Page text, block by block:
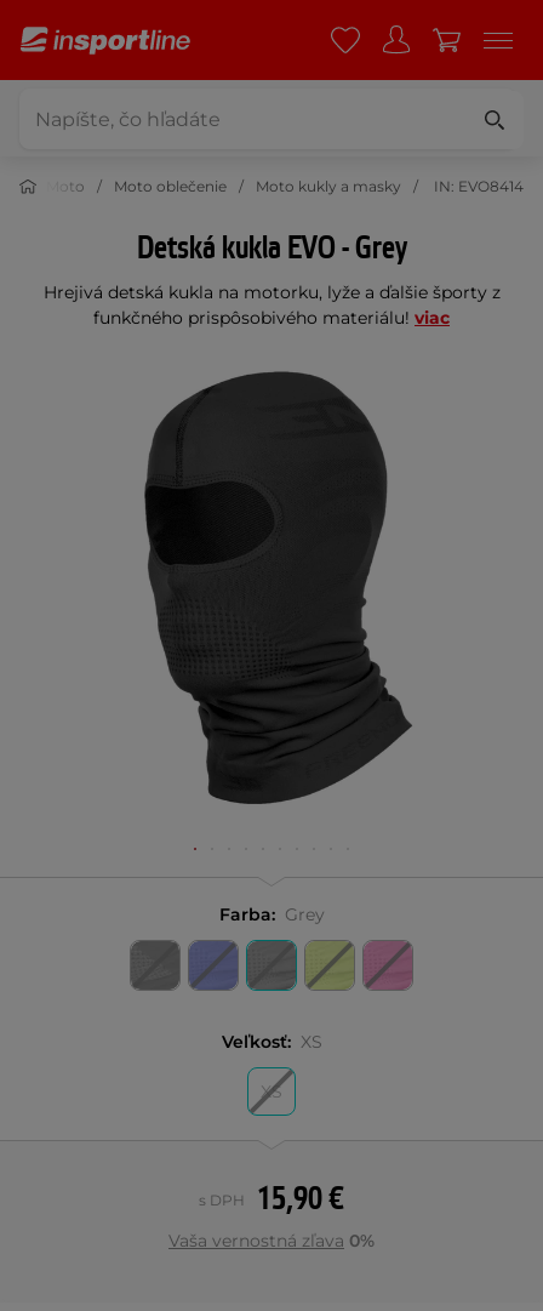
Moto Moto oblečenie Moto kukly a masky IN: EVO8414
Detská kukla EVO - Grey
Hrejivá detská kukla na motorku, lyže a ďalšie športy z
funkčného prispôsobivého materiálu! viac
Farba: Grey
Veľkosť: XS
XS
15,90 €
s DPH
Vaša vernostná zľava 0%